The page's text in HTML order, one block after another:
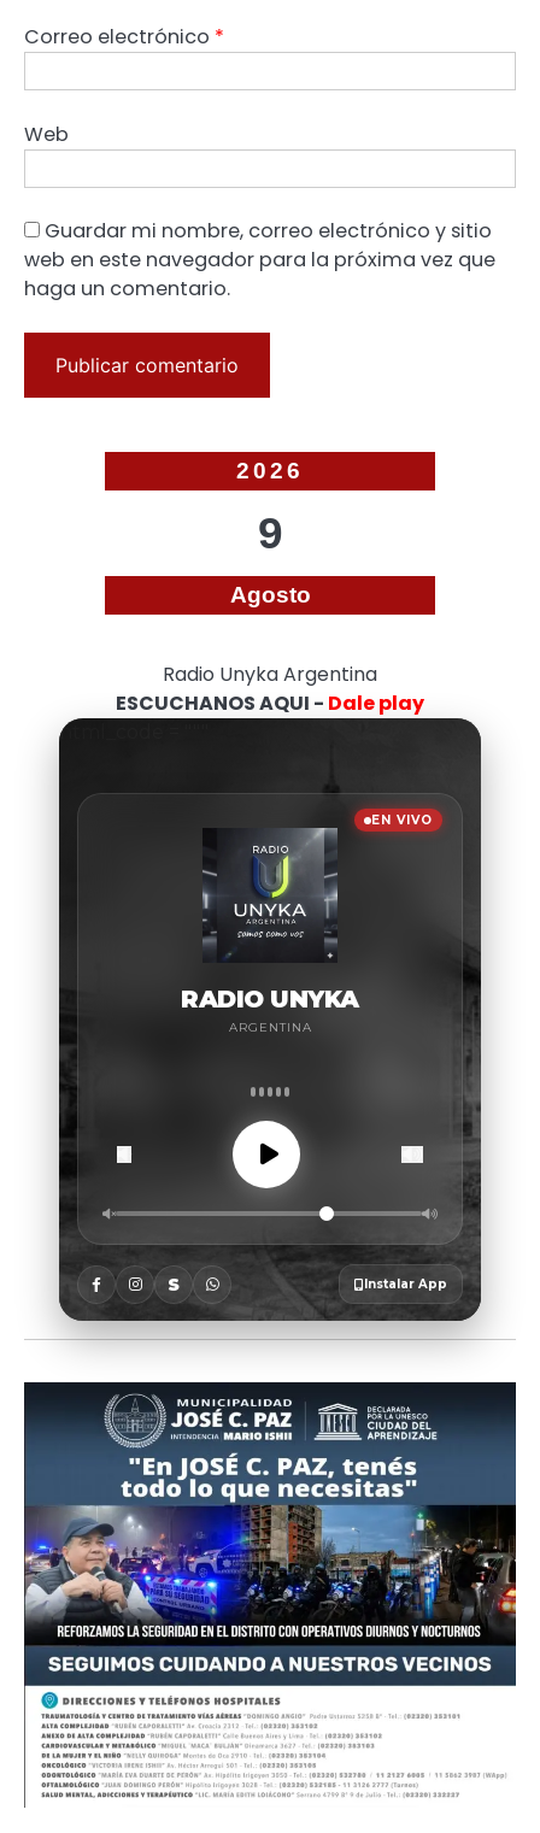
Correo electrónico *
Web
Guardar mi nombre, correo electrónico y sitio
web en este navegador para la próxima vez que
haga un comentario.
2026
9
Agosto
Radio Unyka Argentina
ESCUCHANOS AQUI - Dale play